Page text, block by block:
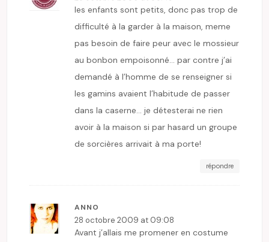
les enfants sont petits, donc pas trop de
difficulté à la garder à la maison, meme
pas besoin de faire peur avec le mossieur
au bonbon empoisonné… par contre j’ai
demandé à l’homme de se renseigner si
les gamins avaient l’habitude de passer
dans la caserne… je détesterai ne rien
avoir à la maison si par hasard un groupe
de sorcières arrivait à ma porte!
répondre
ANNO
28 octobre 2009 at 09:08
Avant j’allais me promener en costume